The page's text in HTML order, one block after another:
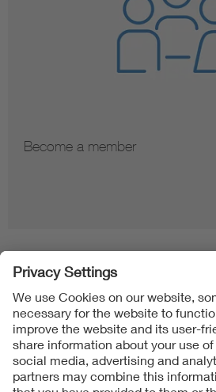
Become a member
Folgen Sie uns